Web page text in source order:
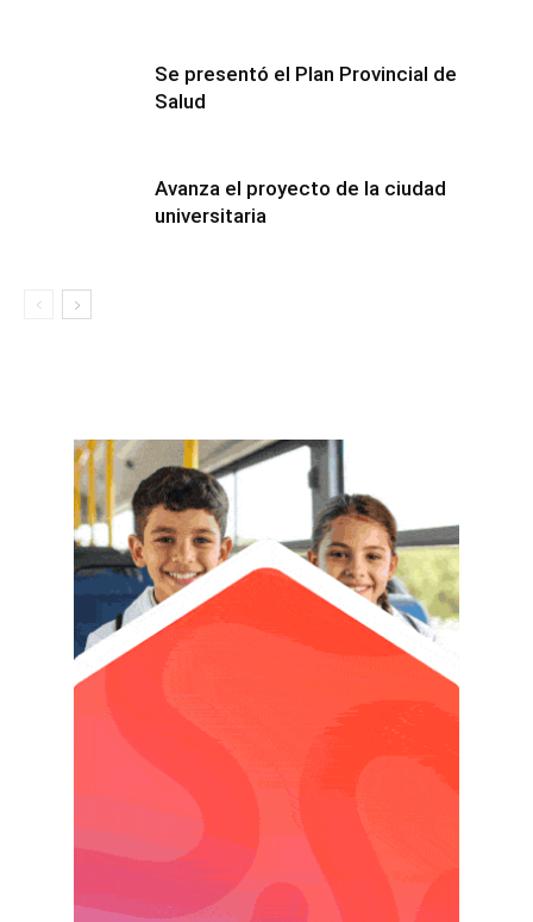
Se presentó el Plan Provincial de
Salud
Avanza el proyecto de la ciudad
universitaria